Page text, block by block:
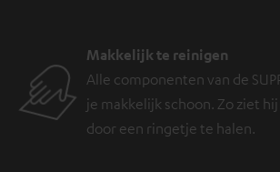
Makkelijk te reinigen
Alle componenten van de
je makkelijk schoon. Zo ziet
door een ringetje te halen.